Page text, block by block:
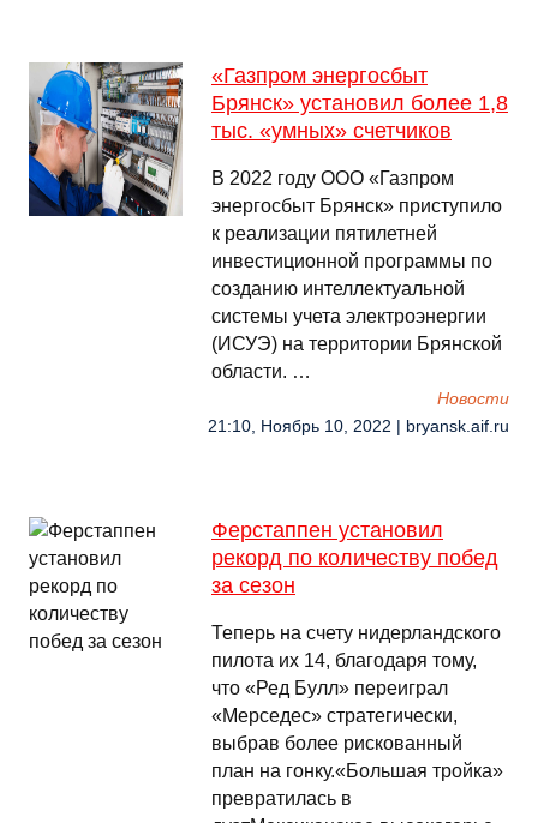
«Газпром энергосбыт
Брянск» установил более 1,8
тыс. «умных» счетчиков
В 2022 году ООО «Газпром
энергосбыт Брянск» приступило
к реализации пятилетней
инвестиционной программы по
созданию интеллектуальной
системы учета электроэнергии
(ИСУЭ) на территории Брянской
области. …
Новости
21:10, Ноябрь 10, 2022 | bryansk.aif.ru
Ферстаппен установил
рекорд по количеству побед
за сезон
Теперь на счету нидерландского
пилота их 14, благодаря тому,
что «Ред Булл» переиграл
«Мерседес» стратегически,
выбрав более рискованный
план на гонку.«Большая тройка»
превратилась в